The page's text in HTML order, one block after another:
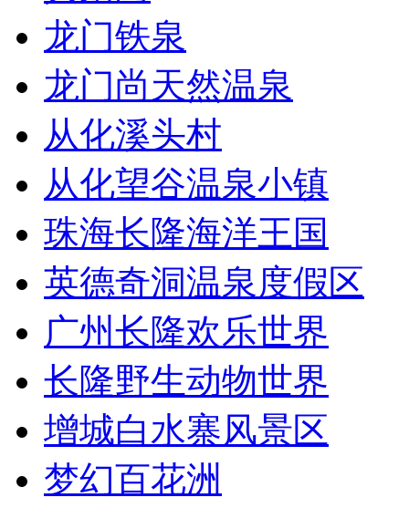
龙门铁泉
龙门尚天然温泉
从化溪头村
从化望谷温泉小镇
珠海长隆海洋王国
英德奇洞温泉度假区
广州长隆欢乐世界
长隆野生动物世界
增城白水寨风景区
梦幻百花洲